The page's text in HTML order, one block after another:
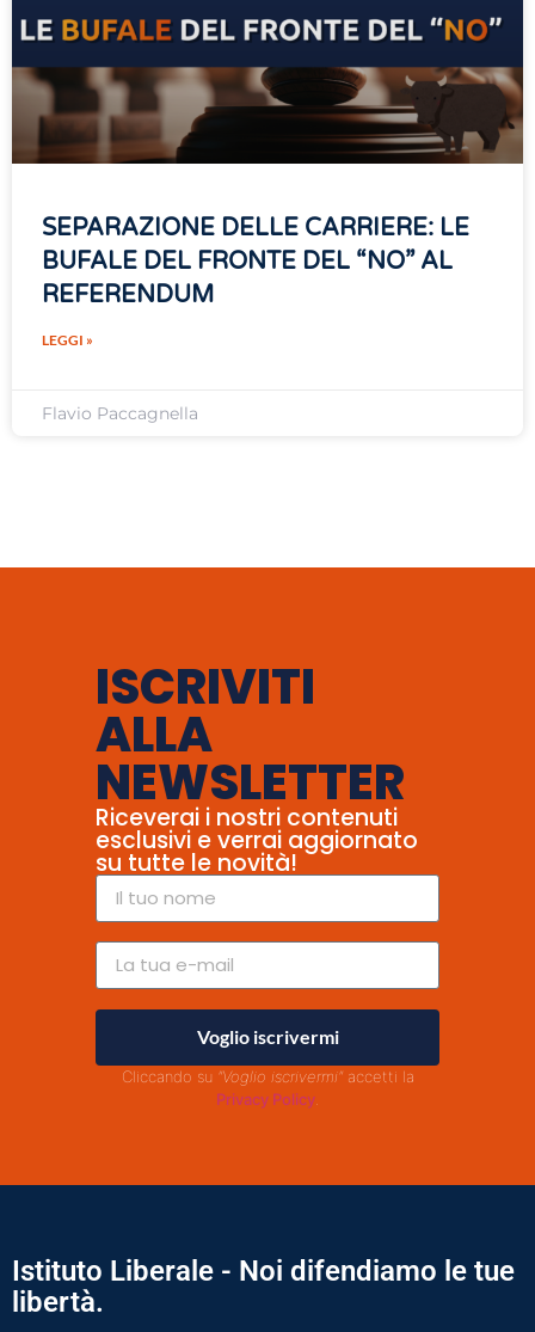
SEPARAZIONE DELLE CARRIERE: LE
BUFALE DEL FRONTE DEL “NO” AL
REFERENDUM
LEGGI »
Flavio Paccagnella
ISCRIVITI
ALLA
NEWSLETTER
Riceverai i nostri contenuti
esclusivi e verrai aggiornato
su tutte le novità!
Voglio iscrivermi
Cliccando su "Voglio iscrivermi"accetti la
Privacy Policy
Istituto Liberale - Noi difendiamo le tue
libertà.